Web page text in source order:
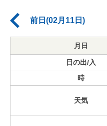
前日(02月11日)
月日
日の出/入
時
天気